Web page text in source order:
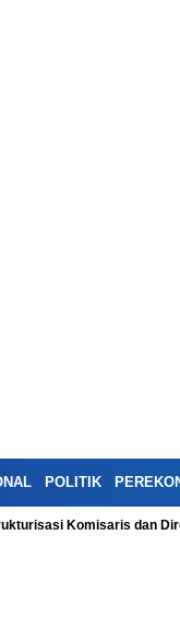
POLITIK
Komisaris dan